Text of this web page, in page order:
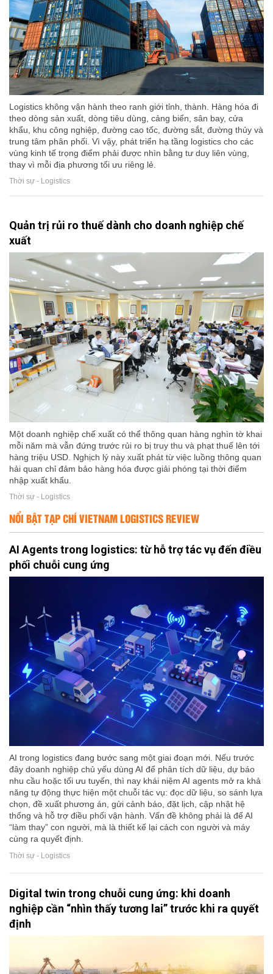
Logistics không vận hành theo ranh giới tỉnh, thành. Hàng hóa đi
theo dòng sản xuất, dòng tiêu dùng, cảng biển, sân bay, cửa
khẩu, khu công nghiệp, đường cao tốc, đường sắt, đường thủy và
trung tâm phân phối. Vì vậy, phát triển hạ tầng logistics cho các
vùng kinh tế trọng điểm phải được nhìn bằng tư duy liên vùng,
thay vì mỗi địa phương tối ưu riêng lẻ.
Thời sự - Logistics
Quản trị rủi ro thuế dành cho doanh nghiệp chế
xuất
Một doanh nghiệp chế xuất có thể thông quan hàng nghìn tờ khai
mỗi năm mà vẫn đứng trước rủi ro bị truy thu và phạt thuế lên tới
hàng triệu USD. Nghịch lý này xuất phát từ việc luồng thông quan
hải quan chỉ đảm bảo hàng hóa được giải phóng tại thời điểm
nhập xuất khẩu.
Thời sự - Logistics
NỔI BẬT TẠP CHÍ VIETNAM LOGISTICS REVIEW
AI Agents trong logistics: từ hỗ trợ tác vụ đến điều
phối chuỗi cung ứng
AI trong logistics đang bước sang một giai đoạn mới. Nếu trước
đây doanh nghiệp chủ yếu dùng AI để phân tích dữ liệu, dự báo
nhu cầu hoặc tối ưu tuyến, thì nay khái niệm AI agents mở ra khả
năng tự động thực hiện một chuỗi tác vụ: đọc dữ liệu, so sánh lựa
chọn, đề xuất phương án, gửi cảnh báo, đặt lịch, cập nhật hệ
thống và hỗ trợ điều phối vận hành. Vấn đề không phải là để AI
“làm thay” con người, mà là thiết kế lại cách con người và máy
cùng ra quyết định.
Thời sự - Logistics
Digital twin trong chuỗi cung ứng: khi doanh
nghiệp cần “nhìn thấy tương lai” trước khi ra quyết
định